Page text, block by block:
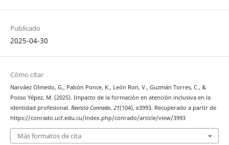
Publicado
2025-04-30
Cómo citar
Narváez Olmedo, G., Pabón Ponce, K., León Ron, V., Guzmán Torres, C., &
Posso Yépez, M. (2025). Impacto de la formación en atención inclusiva en la
identidad profesional. Revista Conrado, 21(104), e3993. Recuperado a partir de
https://conrado.ucf.edu.cu/index.php/conrado/article/view/3993
Más formatos de cita